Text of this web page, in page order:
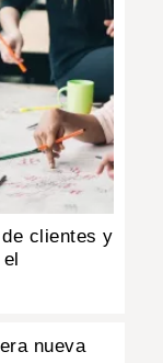
clientes y
nueva